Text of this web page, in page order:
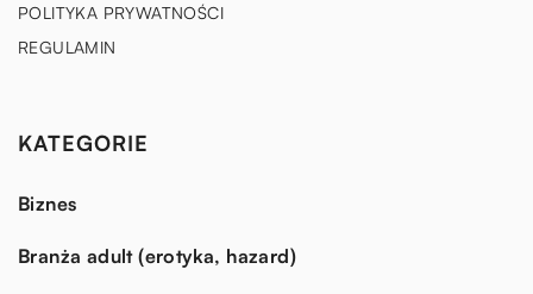
POLITYKA PRYWATNOŚCI
REGULAMIN
KATEGORIE
Biznes
Branża adult (erotyka, hazard)